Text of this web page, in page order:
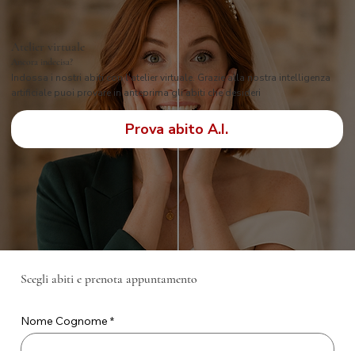
Atelier virtuale
Ancora indecisa?
Indossa i nostri abiti con l'atelier virtuale. Grazie alla nostra intelligenza
artificiale puoi provare in anteprima gli abiti che desideri
Prova abito A.I.
Scegli abiti e prenota appuntamento
Nome Cognome